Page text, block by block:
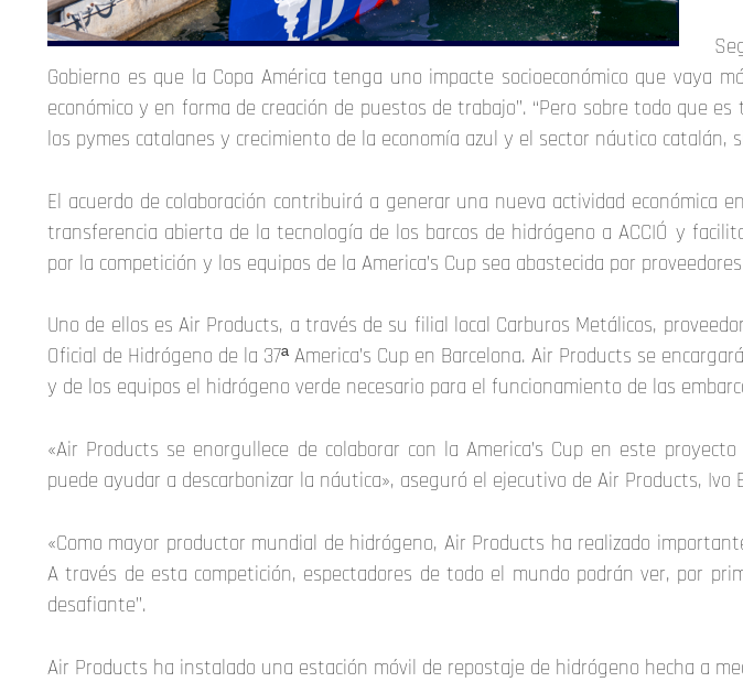
Gobierno es que la Copa América tenga uno impacte socioeconómico que
económico y en forma de creación de puestos de trabajo”. “Pero sobre todo que
los pymes catalanes y crecimiento de la economía azul y el sector náutico catalán,
El acuerdo de colaboración contribuirá a generar una nueva actividad
transferencia abierta de la tecnología de los barcos de hidrógeno a ACCIÓ y
por la competición y los equipos de la America’s Cup sea abastecida por
Uno de ellos es Air Products, a través de su filial local Carburos Metálicos,
Oficial de Hidrógeno de la 37ª America’s Cup en Barcelona. Air Products se
y de los equipos el hidrógeno verde necesario para el funcionamiento de las
«Air Products se enorgullece de colaborar con la America’s Cup en este
puede ayudar a descarbonizar la náutica», aseguró el ejecutivo de Air Products, Ivo
«Como mayor productor mundial de hidrógeno, Air Products ha realizado
A través de esta competición, espectadores de todo el mundo podrán ver, por
desafiante”.
Air Products ha instalado una estación móvil de repostaje de hidrógeno hecha a